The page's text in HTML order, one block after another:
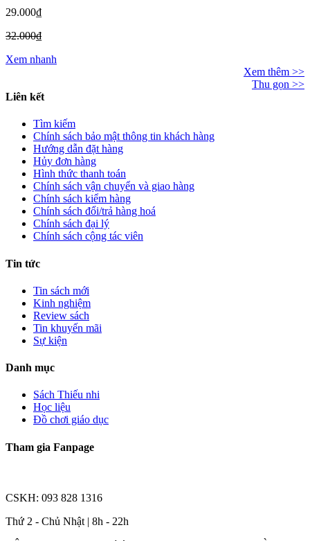
29.000₫
32.000₫
Xem nhanh
Xem thêm >>
Thu gọn >>
Liên kết
Tìm kiếm
Chính sách bảo mật thông tin khách hàng
Hướng dẫn đặt hàng
Hủy đơn hàng
Hình thức thanh toán
Chính sách vận chuyển và giao hàng
Chính sách kiểm hàng
Chính sách đổi/trả hàng hoá
Chính sách đại lý
Chính sách cộng tác viên
Tin tức
Tin sách mới
Kinh nghiệm
Review sách
Tin khuyến mãi
Sự kiện
Danh mục
Sách Thiếu nhi
Học liệu
Đồ chơi giáo dục
Tham gia Fanpage
CSKH: 093 828 1316
Thứ 2 - Chủ Nhật | 8h - 22h